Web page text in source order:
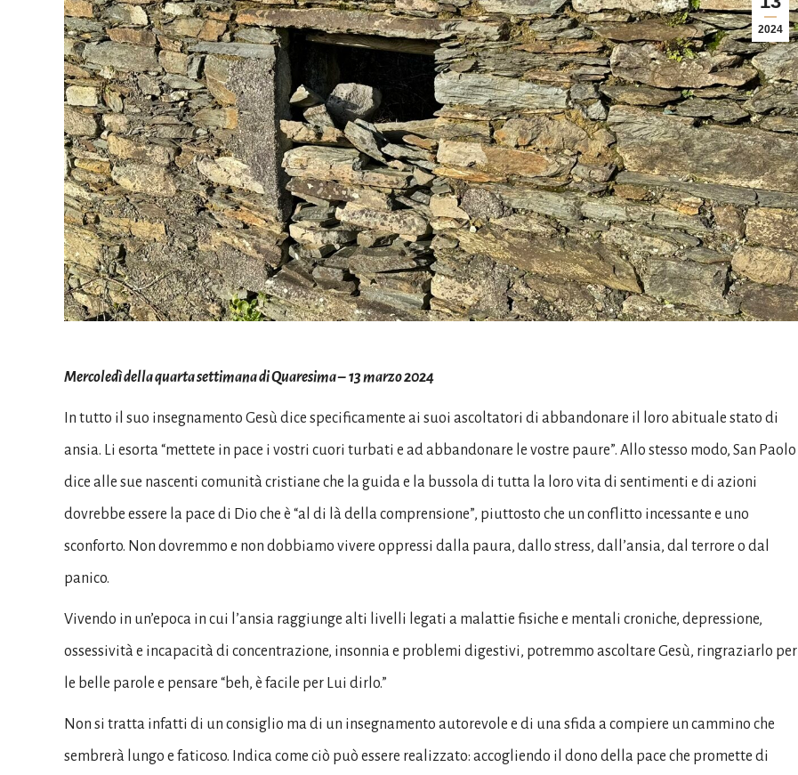
2024
Mercoledì della quarta settimana di Quaresima – 13 marzo 2024
In tutto il suo insegnamento Gesù dice specificamente ai suoi ascoltatori di abbandonare il loro abituale stato di
ansia. Li esorta “mettete in pace i vostri cuori turbati e ad abbandonare le vostre paure”. Allo stesso modo, San Paolo
dice alle sue nascenti comunità cristiane che la guida e la bussola di tutta la loro vita di sentimenti e di azioni
dovrebbe essere la pace di Dio che è “al di là della comprensione”, piuttosto che un conflitto incessante e uno
sconforto. Non dovremmo e non dobbiamo vivere oppressi dalla paura, dallo stress, dall’ansia, dal terrore o dal
panico.
Vivendo in un’epoca in cui l’ansia raggiunge alti livelli legati a malattie fisiche e mentali croniche, depressione,
ossessività e incapacità di concentrazione, insonnia e problemi digestivi, potremmo ascoltare Gesù, ringraziarlo per
le belle parole e pensare “beh, è ​​facile per Lui dirlo.”
Non si tratta infatti di un consiglio ma di un insegnamento autorevole e di una sfida a compiere un cammino che
sembrerà lungo e faticoso. Indica come ciò può essere realizzato: accogliendo il dono della pace che promette di